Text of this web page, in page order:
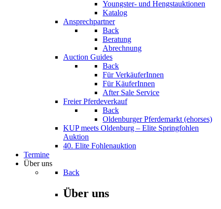
Youngster- und Hengstauktionen
Katalog
Ansprechpartner
Back
Beratung
Abrechnung
Auction Guides
Back
Für VerkäuferInnen
Für KäuferInnen
After Sale Service
Freier Pferdeverkauf
Back
Oldenburger Pferdemarkt (ehorses)
KUP meets Oldenburg – Elite Springfohlen
Auktion
40. Elite Fohlenauktion
Termine
Über uns
Back
Über uns